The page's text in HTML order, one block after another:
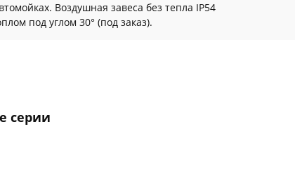
Воздушная завеса без тепла IP54
под углом 30° (под заказ).
серии